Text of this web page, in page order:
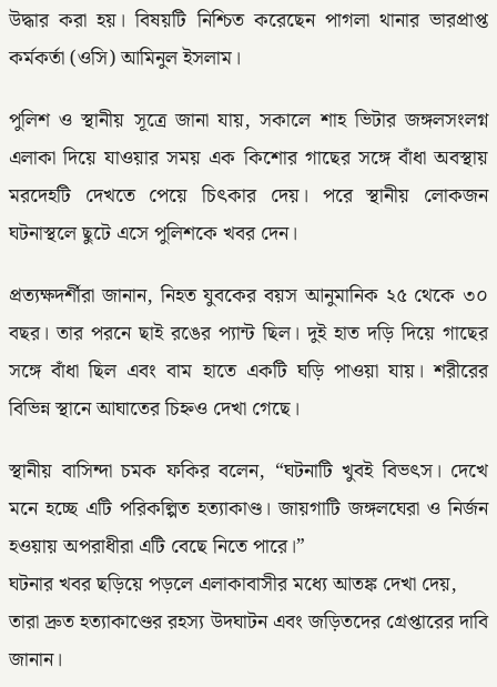
উদ্ধার করা হয়। বিষয়টি নিশ্চিত করেছেন পাগলা থানার ভারপ্রাপ্ত
কর্মকর্তা (ওসি) আমিনুল ইসলাম।
পুলিশ ও স্থানীয় সূত্রে জানা যায়, সকালে শাহ ভিটার জঙ্গলসংলগ্ন
এলাকা দিয়ে যাওয়ার সময় এক কিশোর গাছের সঙ্গে বাঁধা অবস্থায়
মরদেহটি দেখতে পেয়ে চিৎকার দেয়। পরে স্থানীয় লোকজন
ঘটনাস্থলে ছুটে এসে পুলিশকে খবর দেন।
প্রত্যক্ষদর্শীরা জানান, নিহত যুবকের বয়স আনুমানিক ২৫ থেকে ৩০
বছর। তার পরনে ছাই রঙের প্যান্ট ছিল। দুই হাত দড়ি দিয়ে গাছের
সঙ্গে বাঁধা ছিল এবং বাম হাতে একটি ঘড়ি পাওয়া যায়। শরীরের
বিভিন্ন স্থানে আঘাতের চিহ্নও দেখা গেছে।
স্থানীয় বাসিন্দা চমক ফকির বলেন, “ঘটনাটি খুবই বিভৎস। দেখে
মনে হচ্ছে এটি পরিকল্পিত হত্যাকাণ্ড। জায়গাটি জঙ্গলঘেরা ও নির্জন
হওয়ায় অপরাধীরা এটি বেছে নিতে পারে।”
ঘটনার খবর ছড়িয়ে পড়লে এলাকাবাসীর মধ্যে আতঙ্ক দেখা দেয়,
তারা দ্রুত হত্যাকাণ্ডের রহস্য উদঘাটন এবং জড়িতদের গ্রেপ্তারের দাবি
জানান।